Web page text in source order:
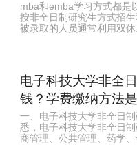
mba和emba学习方式都是
按非全日制研究生方式招
被录取的人员通常利用双休
电子科技大学非全
钱？学费缴纳方法
一、电子科技大学非全日
悉，电子科技大学非全日
商管理、公共管理、药学